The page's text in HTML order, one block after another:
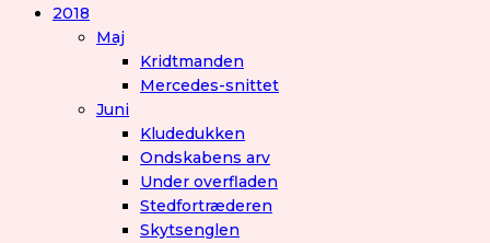
2018
Maj
Kridtmanden
Mercedes-snittet
Juni
Kludedukken
Ondskabens arv
Under overfladen
Stedfortræderen
Skytsenglen